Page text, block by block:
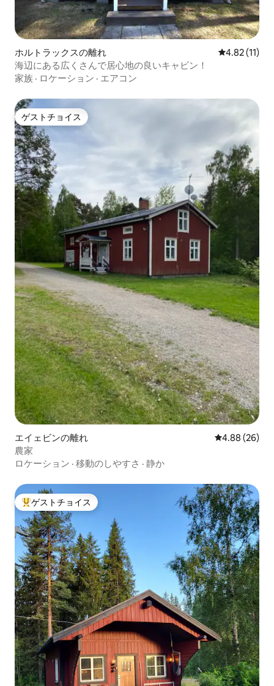
ホルトラックスの離れ レビュー11
4.82 (11)
海辺にある広くさんで居心地の良いキャビン！
家族 · ロケーション · エアコン
ゲストチョイス
ゲストチョイス
エイェビンの離れ レビュー26
4.88 (26)
農家
ロケーション · 移動のしやすさ · 静か
大好評のゲストチョイスです。
ゲストチョイス